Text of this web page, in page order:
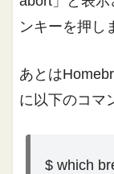
ンキーを押し
あとは
に以下のコマ
$ which